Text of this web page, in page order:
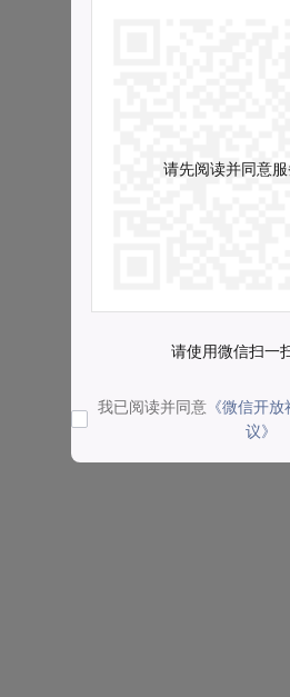
请先阅读并同意
请使用微信扫一
我已阅读并同意 《微信开
议》